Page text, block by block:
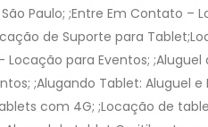
Paulo; ;Entre Em Contato –
de Suporte para
Locação para Eventos;
;Alugando Tablet: Aluguel
com 4G; ;Locação de